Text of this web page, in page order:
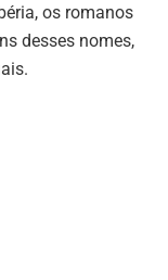
os romanos
desses nomes,